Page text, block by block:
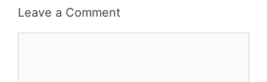
Leave a Comment